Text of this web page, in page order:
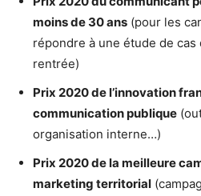
moins de 30 ans (pour les
répondre à une étude de
rentrée)
Prix 2020 de l’innovation
communication publique
organisation interne…)
Prix 2020 de la meilleure
marketing territorial